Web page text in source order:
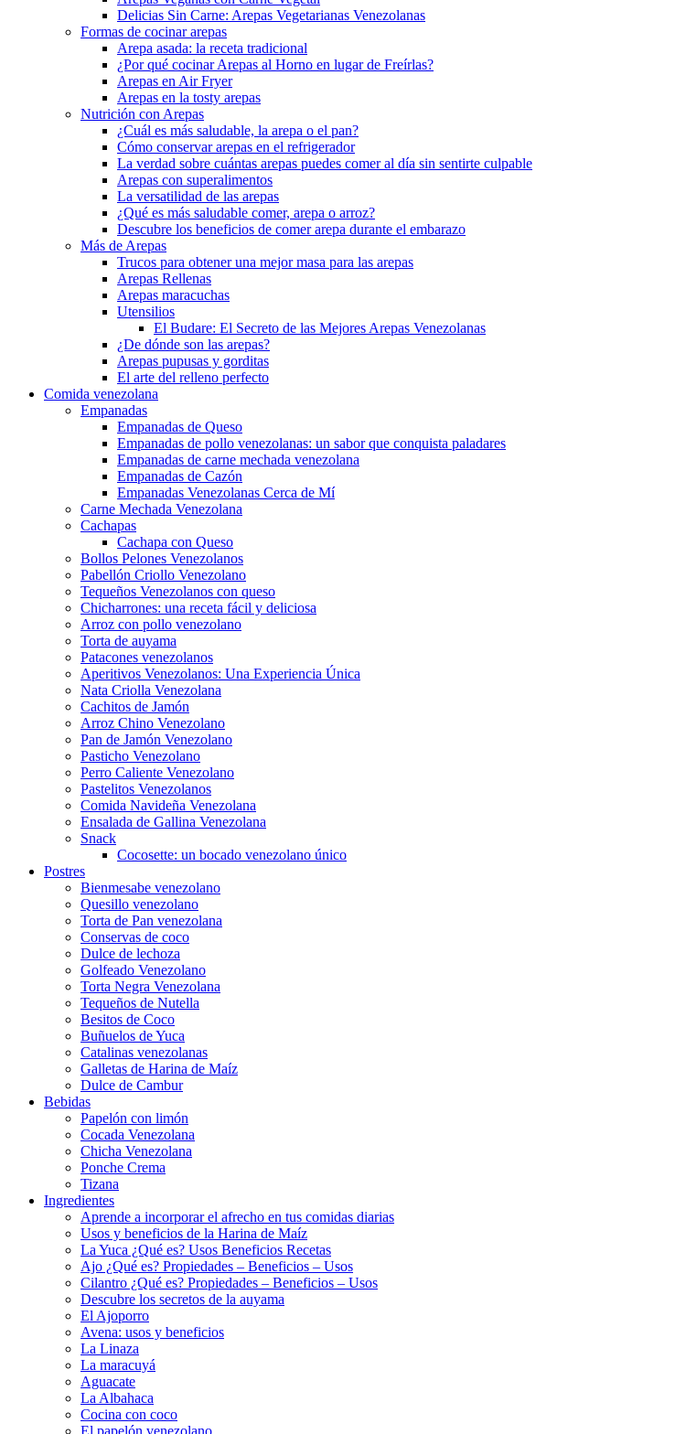
Delicias Sin Carne: Arepas Vegetarianas Venezolanas
Formas de cocinar arepas
Arepa asada: la receta tradicional
¿Por qué cocinar Arepas al Horno en lugar de Freírlas?
Arepas en Air Fryer
Arepas en la tosty arepas
Nutrición con Arepas
¿Cuál es más saludable, la arepa o el pan?
Cómo conservar arepas en el refrigerador
La verdad sobre cuántas arepas puedes comer al día sin sentirte culpable
Arepas con superalimentos
La versatilidad de las arepas
¿Qué es más saludable comer, arepa o arroz?
Descubre los beneficios de comer arepa durante el embarazo
Más de Arepas
Trucos para obtener una mejor masa para las arepas
Arepas Rellenas
Arepas maracuchas
Utensilios
El Budare: El Secreto de las Mejores Arepas Venezolanas
¿De dónde son las arepas?
Arepas pupusas y gorditas
El arte del relleno perfecto
Comida venezolana
Empanadas
Empanadas de Queso
Empanadas de pollo venezolanas: un sabor que conquista paladares
Empanadas de carne mechada venezolana
Empanadas de Cazón
Empanadas Venezolanas Cerca de Mí
Carne Mechada Venezolana
Cachapas
Cachapa con Queso
Bollos Pelones Venezolanos
Pabellón Criollo Venezolano
Tequeños Venezolanos con queso
Chicharrones: una receta fácil y deliciosa
Arroz con pollo venezolano
Torta de auyama
Patacones venezolanos
Aperitivos Venezolanos: Una Experiencia Única
Nata Criolla Venezolana
Cachitos de Jamón
Arroz Chino Venezolano
Pan de Jamón Venezolano
Pasticho Venezolano
Perro Caliente Venezolano
Pastelitos Venezolanos
Comida Navideña Venezolana
Ensalada de Gallina Venezolana
Snack
Cocosette: un bocado venezolano único
Postres
Bienmesabe venezolano
Quesillo venezolano
Torta de Pan venezolana
Conservas de coco
Dulce de lechoza
Golfeado Venezolano
Torta Negra Venezolana
Tequeños de Nutella
Besitos de Coco
Buñuelos de Yuca
Catalinas venezolanas
Galletas de Harina de Maíz
Dulce de Cambur
Bebidas
Papelón con limón
Cocada Venezolana
Chicha Venezolana
Ponche Crema
Tizana
Ingredientes
Aprende a incorporar el afrecho en tus comidas diarias
Usos y beneficios de la Harina de Maíz
La Yuca ¿Qué es? Usos Beneficios Recetas
Ajo ¿Qué es? Propiedades – Beneficios – Usos
Cilantro ¿Qué es? Propiedades – Beneficios – Usos
Descubre los secretos de la auyama
El Ajoporro
Avena: usos y beneficios
La Linaza
La maracuyá
Aguacate
La Albahaca
Cocina con coco
El papelón venezolano